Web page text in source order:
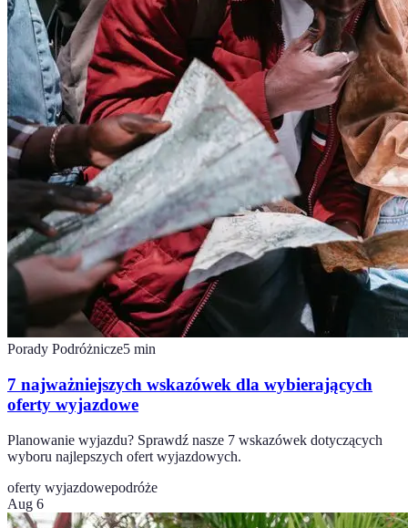
Porady Podróżnicze5 min
7 najważniejszych wskazówek dla wybierających
oferty wyjazdowe
Planowanie wyjazdu? Sprawdź nasze 7 wskazówek dotyczących
wyboru najlepszych ofert wyjazdowych.
oferty wyjazdowepodróże
Aug 6